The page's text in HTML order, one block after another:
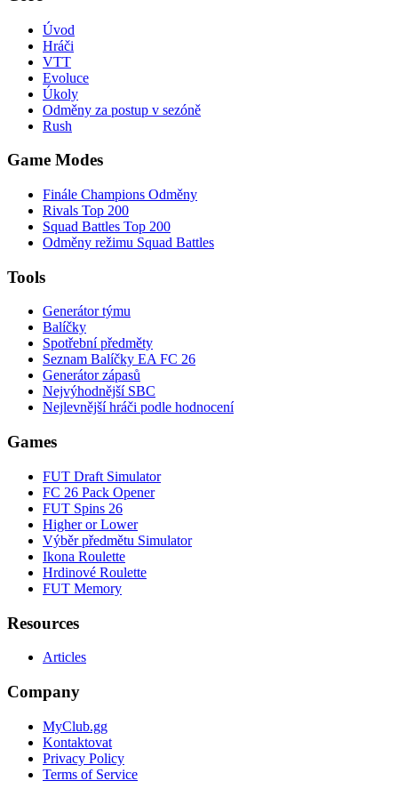
Úvod
Hráči
VTT
Evoluce
Úkoly
Odměny za postup v sezóně
Rush
Game Modes
Finále Champions Odměny
Rivals Top 200
Squad Battles Top 200
Odměny režimu Squad Battles
Tools
Generátor týmu
Balíčky
Spotřební předměty
Seznam Balíčky EA FC 26
Generátor zápasů
Nejvýhodnější SBC
Nejlevnější hráči podle hodnocení
Games
FUT Draft Simulator
FC 26 Pack Opener
FUT Spins 26
Higher or Lower
Výběr předmětu Simulator
Ikona Roulette
Hrdinové Roulette
FUT Memory
Resources
Articles
Company
MyClub.gg
Kontaktovat
Privacy Policy
Terms of Service